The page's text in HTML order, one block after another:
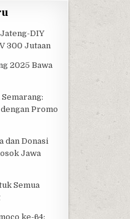
DIY
300 Jutaan
2025 Bawa
Promo
dan Donasi
Jawa
Semua
ke-64: